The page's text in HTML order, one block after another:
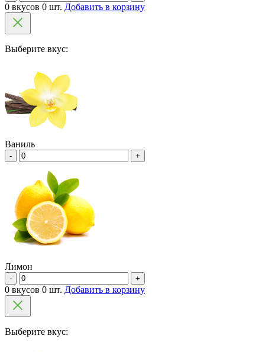
0 вкусов 0 шт. Добавить в корзину
Выберите вкус:
Ваниль
- +
Лимон
- +
0 вкусов 0 шт. Добавить в корзину
Выберите вкус: